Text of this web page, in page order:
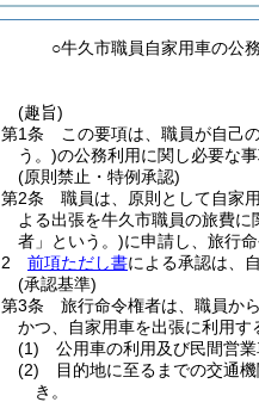
○牛久市職員自家用車の公
(趣旨)
第1条
この要項は、職員が自己
う。)の公務利用に関し必要な
(原則禁止・特例承認)
第2条
職員は、原則として自家
よる出張を牛久市職員の旅費に
者」という。)に申請し、旅行
2
前項ただし書による承認は、
(承認基準)
第3条
旅行命令権者は、職員から
かつ、自家用車を出張に利用す
(1)
公用車の利用及び民間営
(2)
目的地に至るまでの交通
き。